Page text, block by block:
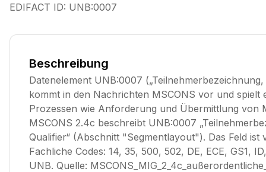
EDIFACT ID: UNB:0007
Beschreibung
Datenelement UNB:0007 („Teilnehmerbezeichnung,
kommt in den Nachrichten MSCONS vor und spielt
Prozessen wie Anforderung und Übermittlung von
MSCONS 2.4c beschreibt UNB:0007
Qualifier“ (Abschnitt "Segmentlayout"). Das Feld ist
Fachliche Codes: 14, 35, 500, 502, DE, ECE, GS1,
UNB. Quelle: